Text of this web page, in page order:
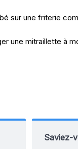
sur une friterie
une mitraillette à
Saviez-